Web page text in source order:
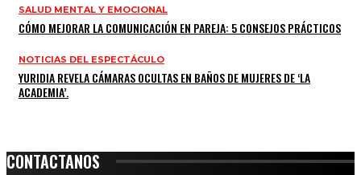
SALUD MENTAL Y EMOCIONAL
CÓMO MEJORAR LA COMUNICACIÓN EN PAREJA: 5 CONSEJOS PRÁCTICOS
NOTICIAS DEL ESPECTÁCULO
YURIDIA REVELA CÁMARAS OCULTAS EN BAÑOS DE MUJERES DE ‘LA
ACADEMIA’.
CONTACTANOS